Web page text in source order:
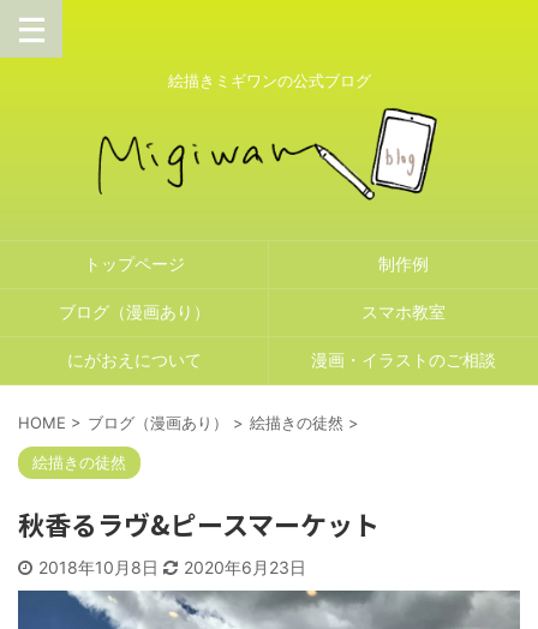
絵描きミギワンの公式ブログ
トップページ 制作例
ブログ（漫画あり） スマホ教室
にがおえについて 漫画・イラストのご相談
HOME > ブログ（漫画あり） > 絵描きの徒然 >
絵描きの徒然
秋香るラヴ&ピースマーケット
2018年10月8日 2020年6月23日